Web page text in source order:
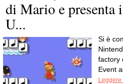
di Mario e presenta
U...
Si è
factory
Event